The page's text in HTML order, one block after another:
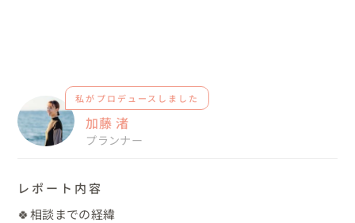
私がプロデュースしました
加藤 渚
プランナー
レポート内容
🍀相談までの経緯